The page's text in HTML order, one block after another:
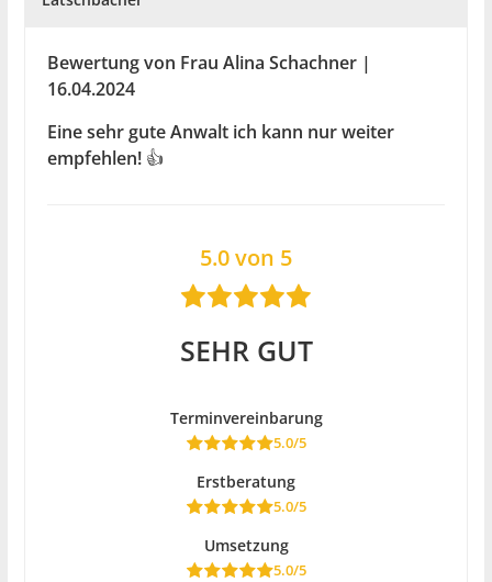
Bewertung von Frau Alina Schachner |
16.04.2024
Eine sehr gute Anwalt ich kann nur weiter
empfehlen! 👍
5.0 von 5
SEHR GUT
Terminvereinbarung
5.0/5
Erstberatung
5.0/5
Umsetzung
5.0/5